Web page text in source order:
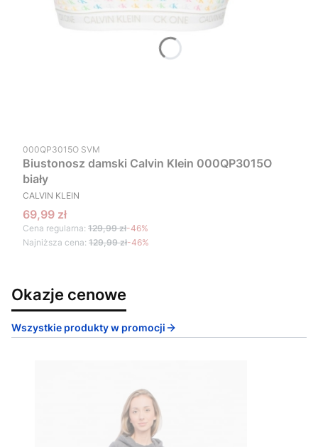
Kod produktu
000QP3015O SVM
Biustonosz damski Calvin Klein 000QP3015O
biały
PRODUCENT
CALVIN KLEIN
Cena promocyjna
69,99 zł
Cena regularna: 129,99 zł-46%
Najniższa cena: 129,99 zł-46%
Okazje cenowe
Wszystkie produkty w promocji